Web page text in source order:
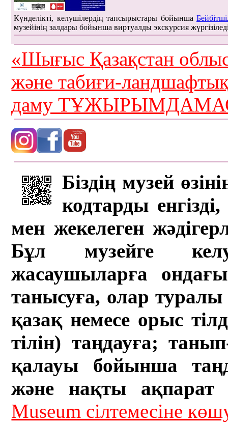
Күнделікті, келушілердің тапсырыстары бойынша
музейінің залдары бойынша виртуалды экскурсия
«Шығыс Қазақстан
және табиғи-
даму
Біздің музей
кодтарды
мен жекелеген
Бұл музейге
жасаушыларға
танысуға, олар туралы
қазақ немесе орыс
тілін) таңдауға;
қалауы бойынша
және нақты ақпарат
Museum сілтемесіне